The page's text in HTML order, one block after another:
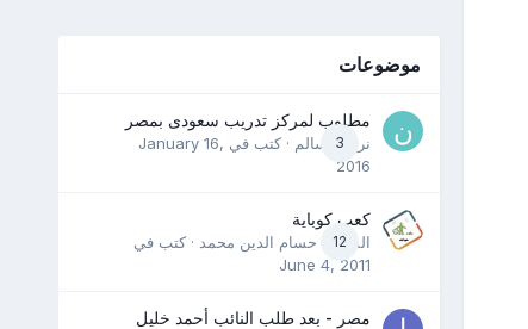
موضوعات
3
مطلوب لمركز تدريب سعودى بمصر
نرمين سالم · كتب في January 16,
2016
12
كعب كوباية
المدرب حسام الدين محمد · كتب في
June 4, 2011
مصر - بعد طلب النائب أحمد خليل